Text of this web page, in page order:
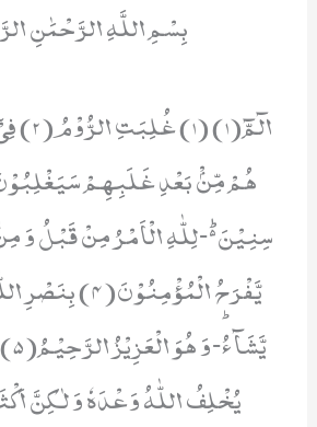
بِسْمِ اللَّهِ الرَّحْمَٰنِ
سِنِیْنَ۬ؕ-لِلّٰهِ الْاَمْرُ مِنْ قَبْلُ وَ
یَّفْرَحُ
یُخْلِفُ اللّٰهُ وَعْدَهٗ وَ لٰكِنَّ